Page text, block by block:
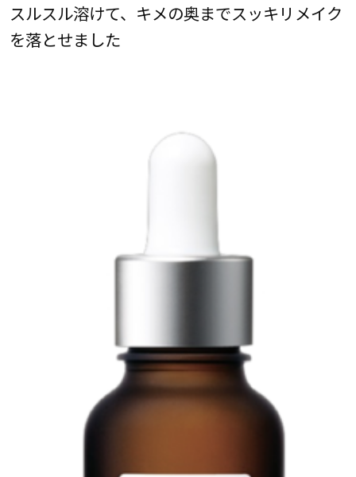
スルスル溶けて、キメの奥までスッキリメイク
を落とせました